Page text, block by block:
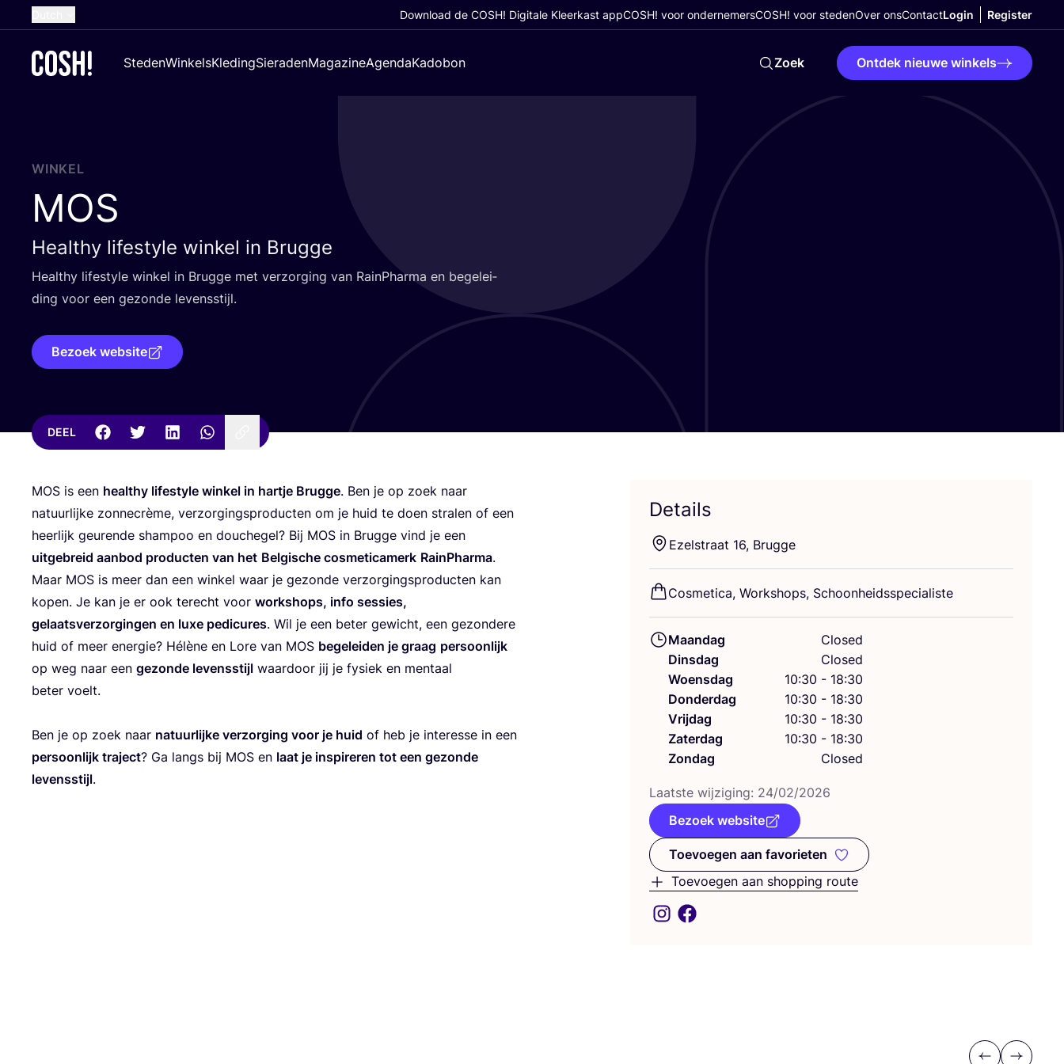
French
Croatian
Download de COSH! Digitale Kleerkast appCOSH! voor ondernemersCOSH! voor stedenOver onsContactLogin Register
StedenWinkelsKledingSieradenMagazineAgendaKadobon Zoek Ontdek nieuwe winkels
WINKEL
MOS
Healthy lifestyle winkel in Brugge
Heal­thy life­sty­le win­kel in Brug­ge met ver­zor­ging van RainP­har­ma en bege­lei­
ding voor een gezon­de levensstijl.
Bezoek website
DEEL
MOS is een heal­thy life­sty­le win­kel in hart­je Brug­ge. Ben je op zoek naar
natuur­lij­ke zon­ne­crè­me, ver­zor­gings­pro­duc­ten om je huid te doen stra­len of een
heer­lijk geu­ren­de sham­poo en dou­che­gel? Bij MOS in Brug­ge vind je een
uit­ge­breid aan­bod pro­duc­ten van het Bel­gi­sche cos­me­ti­ca­me­rk RainP­har­ma.
Maar MOS is meer dan een win­kel waar je gezon­de ver­zor­gings­pro­duc­ten kan
kopen. Je kan je er ook terecht voor work­shops, info ses­sies,
gelaats­ver­zor­gin­gen en luxe pedi­cu­res. Wil je een beter gewicht, een gezon­de­re
huid of meer ener­gie? Hélè­ne en Lore van MOS bege­lei­den je graag per­soon­lijk
op weg naar een gezon­de levens­stijl waar­door jij je fysiek en men­taal
beter voelt.
Ben je op zoek naar natuur­lij­ke ver­zor­ging voor je huid of heb je inte­res­se in een
per­soon­lijk tra­ject? Ga langs bij MOS en laat je inspi­re­ren tot een gezon­de
levens­stijl.
Details
Ezel­straat 16, Brugge
Cos­me­ti­ca, Work­shops, Schoonheidsspecialiste
Maandag
Closed
Dinsdag
Closed
Woensdag
10:30 - 18:30
Donderdag
10:30 - 18:30
Vrijdag
10:30 - 18:30
Zaterdag
10:30 - 18:30
Zondag
Closed
Laat­ste wij­zi­ging: 24/02/2026
Bezoek website
Toevoegen aan favorieten
Toevoegen aan favorieten
Toevoegen aan shopping route